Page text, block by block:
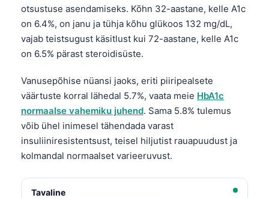
otsustuse asendamiseks. Kõhn 32-aastane, kelle A1c
on 6.4%, on janu ja tühja kõhu glükoos 132 mg/dL,
vajab teistsugust käsitlust kui 72-aastane, kelle A1c
on 6.5% pärast steroidisüste.
Vanusepõhise nüansi jaoks, eriti piiripealsete
väärtuste korral lähedal 5.7%, vaata meie HbA1c
normaalse vahemiku juhend. Sama 5.8% tulemus
võib ühel inimesel tähendada varast
insuliiniresistentsust, teisel hiljutist rauapuudust ja
kolmandal normaalset varieeruvust.
Tavaline